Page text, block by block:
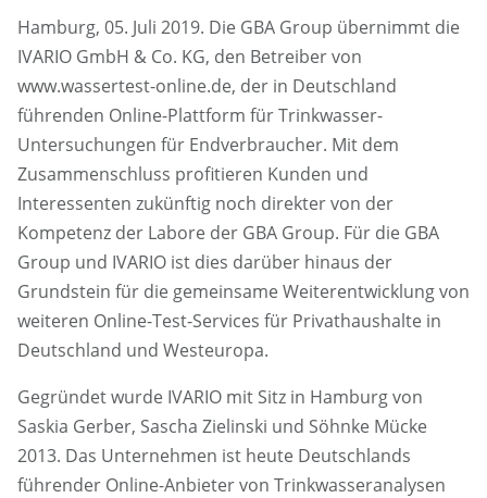
Hamburg, 05. Juli 2019. Die GBA Group übernimmt die
IVARIO GmbH & Co. KG, den Betreiber von
www.wassertest-online.de, der in Deutschland
führenden Online-Plattform für Trinkwasser-
Untersuchungen für Endverbraucher. Mit dem
Zusammenschluss profitieren Kunden und
Interessenten zukünftig noch direkter von der
Kompetenz der Labore der GBA Group. Für die GBA
Group und IVARIO ist dies darüber hinaus der
Grundstein für die gemeinsame Weiterentwicklung von
weiteren Online-Test-Services für Privathaushalte in
Deutschland und Westeuropa.
Gegründet wurde IVARIO mit Sitz in Hamburg von
Saskia Gerber, Sascha Zielinski und Söhnke Mücke
2013. Das Unternehmen ist heute Deutschlands
führender Online-Anbieter von Trinkwasseranalysen